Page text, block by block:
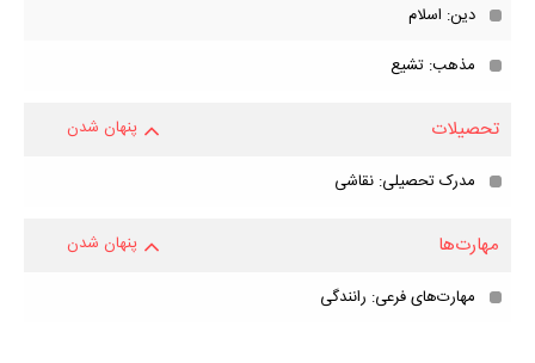
دین: اسلام
مذهب: تشیع
تحصیلات پنهان شدن
مدرک تحصیلی: نقاشی
مهارت‌ها پنهان شدن
مهارت‌های فرعی: رانندگی